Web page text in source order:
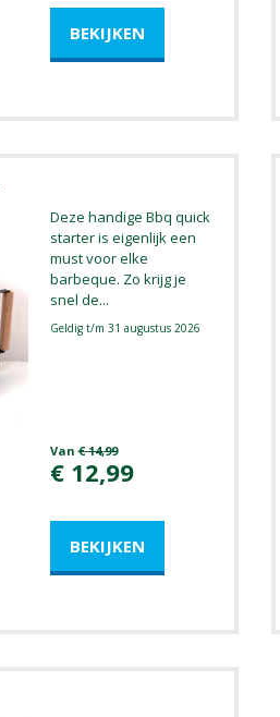
Deze handige Bbq quick
starter is eigenlijk een
must voor elke
barbeque. Zo krijg je
snel de...
Geldig t/m 31 augustus 2026
Van € 14,99
€ 12,99